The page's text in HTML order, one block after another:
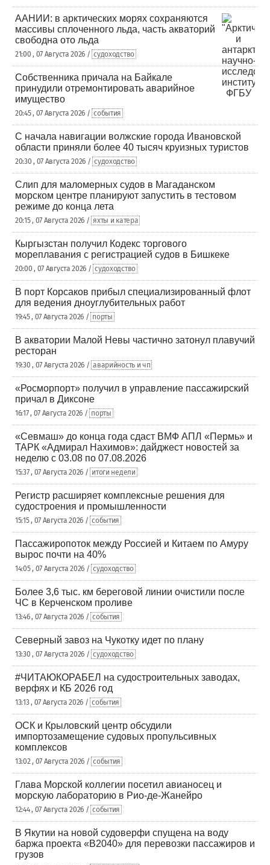
ААНИИ: в арктических морях сохраняются
массивы сплоченного льда, часть акваторий
свободна ото льда
21:00 , 07 Августа 2026 / судоходство
Собственника причала на Байкале
принудили отремонтировать аварийное
имущество
20:45 , 07 Августа 2026 / события
С начала навигации волжские города Ивановской
области приняли более 40 тысяч круизных туристов
20:30 , 07 Августа 2026 / судоходство
Слип для маломерных судов в Магаданском
морском центре планируют запустить в тестовом
режиме до конца лета
20:15 , 07 Августа 2026 / яхты и катера
Кыргызстан получил Кодекс торгового
мореплавания с регистрацией судов в Бишкеке
20:00 , 07 Августа 2026 / судоходство
В порт Корсаков прибыл специализированный флот
для ведения дноуглубительных работ
19:45 , 07 Августа 2026 / порты
В акватории Малой Невы частично затонул плавучий
ресторан
19:30 , 07 Августа 2026 / аварийность и чп
«Росморпорт» получил в управление пассажирский
причал в Диксоне
16:17 , 07 Августа 2026 / порты
«Севмаш» до конца года сдаст ВМФ АПЛ «Пермь» и
ТАРК «Адмирал Нахимов»: дайджест новостей за
неделю с 03.08 по 07.08.2026
15:37 , 07 Августа 2026 / итоги недели
Регистр расширяет комплексные решения для
судостроения и промышленности
15:15 , 07 Августа 2026 / события
Пассажиропоток между Россией и Китаем по Амуру
вырос почти на 40%
14:05 , 07 Августа 2026 / судоходство
Более 3,6 тыс. км береговой линии очистили после
ЧС в Керченском проливе
13:46 , 07 Августа 2026 / события
Северный завоз на Чукотку идет по плану
13:30 , 07 Августа 2026 / судоходство
#ЧИТАЮКОРАБЕЛ на судостроительных заводах,
верфях и КБ 2026 год
13:13 , 07 Августа 2026 / события
ОСК и Крыловский центр обсудили
импортозамещение судовых пропульсивных
комплексов
13:02 , 07 Августа 2026 / события
Глава Морской коллегии посетил авианосец и
морскую лабораторию в Рио-де-Жанейро
12:44 , 07 Августа 2026 / события
В Якутии на новой судоверфи спущена на воду
баржа проекта «В2040» для перевозки пассажиров и
грузов